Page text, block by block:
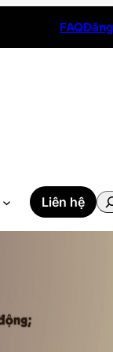
FAQ
Liên hệ